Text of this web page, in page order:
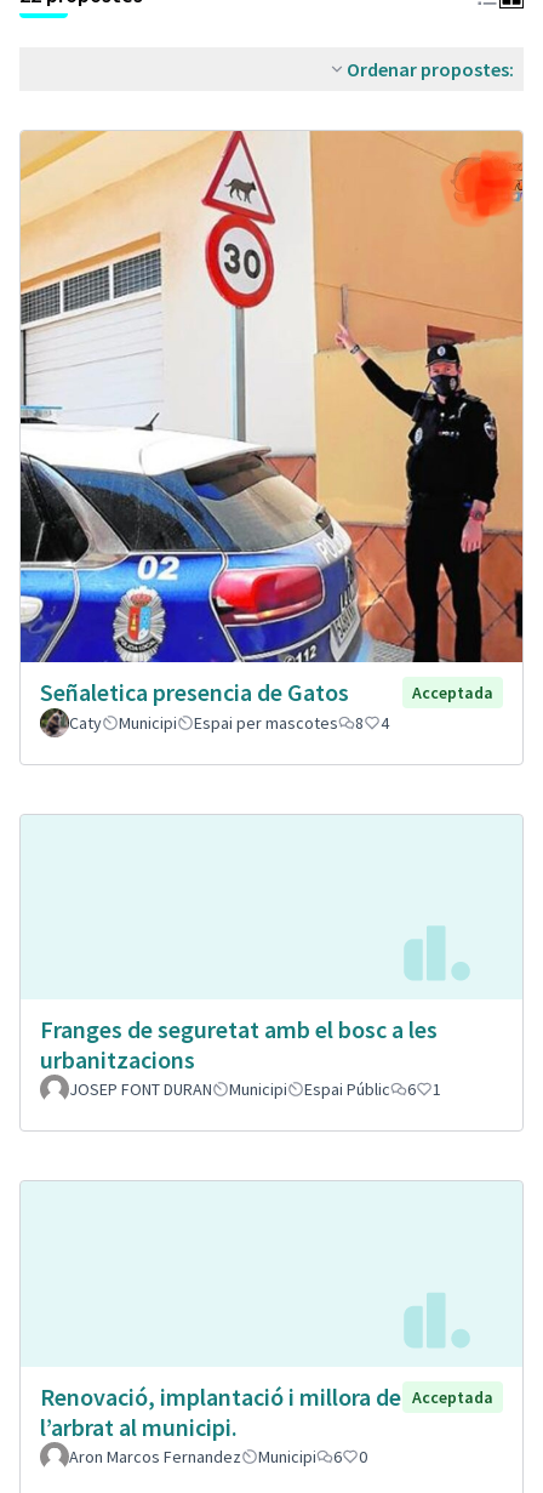
Ordenar propostes:
Señaletica presencia de Gatos
Acceptada
Caty
Municipi Espai per mascotes 8 4
Franges de seguretat amb el bosc a les
urbanitzacions
JOSEP FONT DURAN Municipi Espai Públic 6 1
Renovació, implantació i millora de
l’arbrat al municipi.
Acceptada
Aron Marcos Fernandez Municipi 6 0